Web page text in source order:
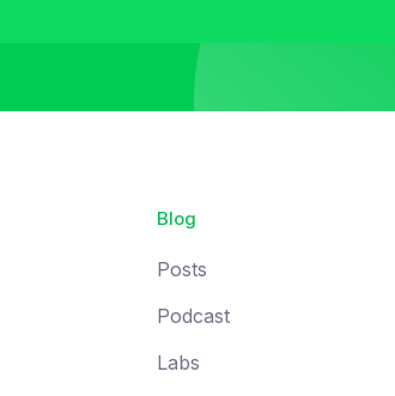
Blog
Posts
Podcast
Labs